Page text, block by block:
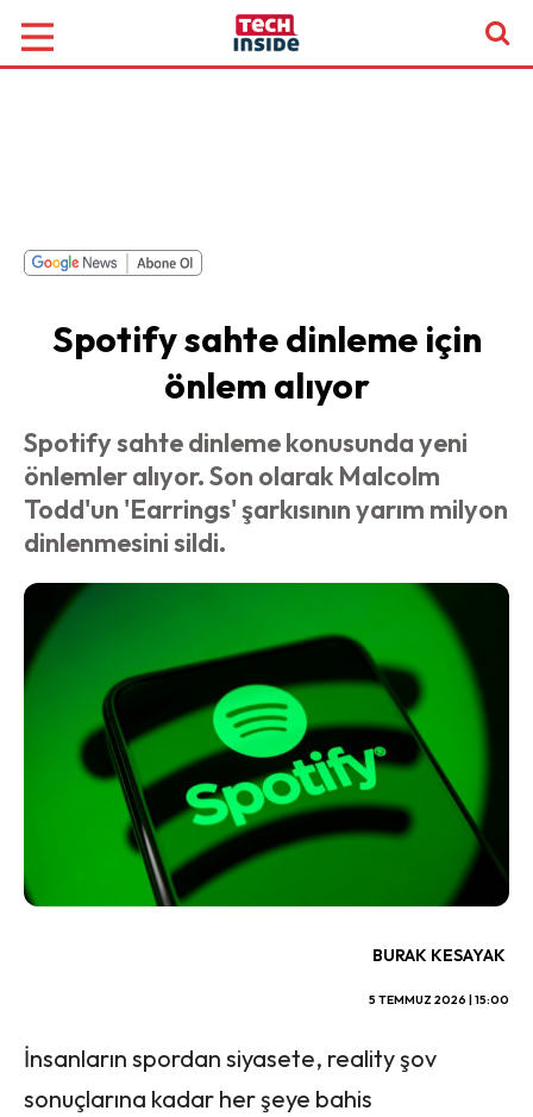
Spotify sahte dinleme için
önlem alıyor
Spotify sahte dinleme konusunda yeni
önlemler alıyor. Son olarak Malcolm
Todd'un 'Earrings' şarkısının yarım milyon
dinlenmesini sildi.
BURAK KESAYAK
5 TEMMUZ 2026 | 15:00
İnsanların spordan siyasete, reality şov
sonuçlarına kadar her şeye bahis